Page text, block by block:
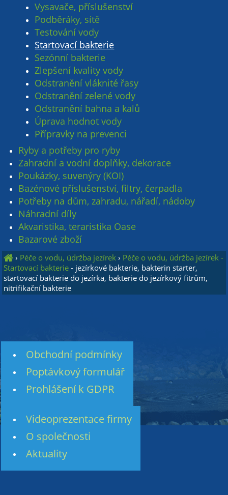
Vysavače, příslušenství
Podběráky, sítě
Testování vody
Startovací bakterie
Sezónní bakterie
Zlepšení kvality vody
Odstranění vláknité řasy
Odstranění zelené vody
Odstranění bahna a kalů
Úprava hodnot vody
Přípravky na prevenci
Ryby a potřeby pro ryby
Zahradní a vodní doplňky, dekorace
Poukázky, suvenýry (KOI)
Bazénové příslušenství, filtry, čerpadla
Potřeby na dům, zahradu, nářadí, nádoby
Náhradní díly
Akvaristika, teraristika Oase
Bazarové zboží
› Péče o vodu, údržba jezírek › Péče o vodu, údržba jezírek -
Startovací bakterie - jezírkové bakterie, bakterin starter,
startovací bakterie do jezírka, bakterie do jezírkový fitrům,
nitrifikační bakterie
Obchodní podmínky
Poptávkový formulář
Prohlášení k GDPR
Videoprezentace firmy
O společnosti
Aktuality